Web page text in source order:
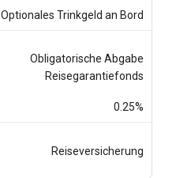
Optionales Trinkgeld an Bord
Obligatorische Abgabe
Reisegarantiefonds
0.25%
Reiseversicherung